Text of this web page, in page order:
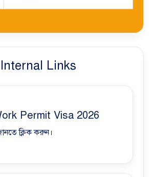
Internal Links
Permit Visa 2026
ক্লিক করুন।